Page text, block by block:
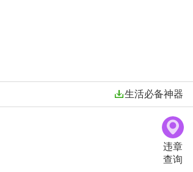
生活必备神器
违章
查询